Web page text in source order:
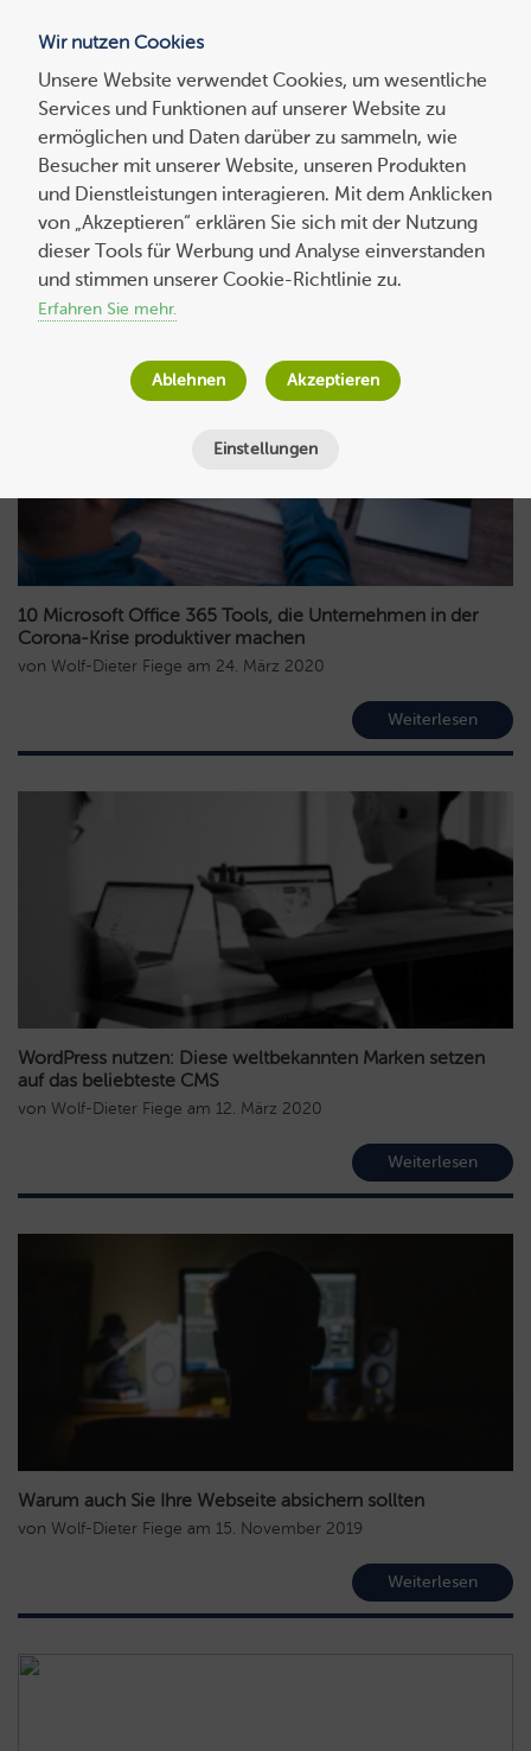
Suchen
nach:
News
10 Microsoft Office 365 Tools, die Unternehmen in der
Corona-Krise produktiver machen
von Wolf-Dieter Fiege am 24. März 2020
Weiterlesen
WordPress nutzen: Diese weltbekannten Marken setzen
auf das beliebteste CMS
von Wolf-Dieter Fiege am 12. März 2020
Weiterlesen
Warum auch Sie Ihre Webseite absichern sollten
von Wolf-Dieter Fiege am 15. November 2019
Weiterlesen
Wir nutzen Cookies
Unsere Website verwendet Cookies, um wesentliche
Services und Funktionen auf unserer Website zu
ermöglichen und Daten darüber zu sammeln, wie
Besucher mit unserer Website, unseren Produkten
und Dienstleistungen interagieren. Mit dem Anklicken
von „Akzeptieren“ erklären Sie sich mit der Nutzung
dieser Tools für Werbung und Analyse einverstanden
und stimmen unserer Cookie-Richtlinie zu.
Erfahren Sie mehr.
Einstellungen
Ablehnen Akzeptieren